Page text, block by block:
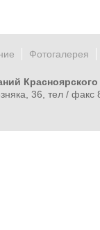
Фотогалерея
Красноярского
36, тел /